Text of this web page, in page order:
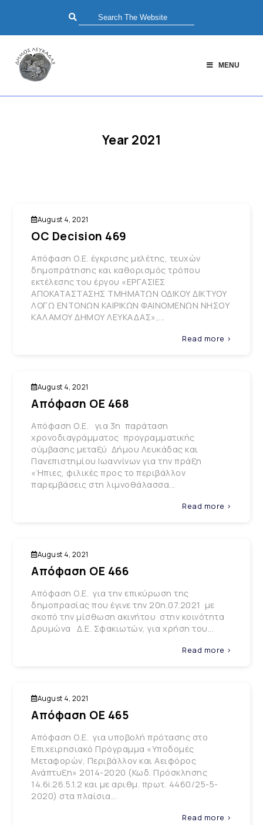
MENU
Year 2021
August 4, 2021
OC Decision 469
Απόφαση Ο.Ε. έγκρισης μελέτης, τευχών
δημοπράτησης και καθορισμός τρόπου
εκτέλεσης του έργου «ΕΡΓΑΣΙΕΣ
ΑΠΟΚΑΤΑΣΤΑΣΗΣ ΤΜΗΜΑΤΩΝ ΟΔΙΚΟΥ ΔΙΚΤΥΟΥ
ΛΟΓΩ ΕΝΤΟΝΩΝ ΚΑΙΡΙΚΩΝ ΦΑΙΝΟΜΕΝΩΝ ΝΗΣΟΥ
ΚΑΛΑΜΟΥ ΔΗΜΟΥ ΛΕΥΚΑΔΑΣ»,...
Read more >
August 4, 2021
Απόφαση ΟΕ 468
Απόφαση Ο.Ε. για 3η παράταση
χρονοδιαγράμματος προγραμματικής
σύμβασης μεταξύ Δήμου Λευκάδας και
Πανεπιστημίου Ιωαννίνων για την πράξη
«Ήπιες, φιλικές προς το περιβάλλον
παρεμβάσεις στη λιμνοθάλασσα...
Read more >
August 4, 2021
Απόφαση ΟΕ 466
Απόφαση Ο.Ε. για την επικύρωση της
δημοπρασίας που έγινε την 20η.07.2021 με
σκοπό την μίσθωση ακινήτου στην κοινότητα
Δρυμώνα Δ.Ε. Σφακιωτών, για χρήση του...
Read more >
August 4, 2021
Απόφαση ΟΕ 465
Απόφαση Ο.Ε. για υποβολή πρότασης στο
Επιχειρησιακό Πρόγραμμα «Υποδομές
Μεταφορών, Περιβάλλον και Αειφόρος
Ανάπτυξη» 2014-2020 (Κωδ. Πρόσκλησης
14.6i.26.5.1.2 και με αριθμ. πρωτ. 4460/25-5-
2020) στα πλαίσια...
Read more >